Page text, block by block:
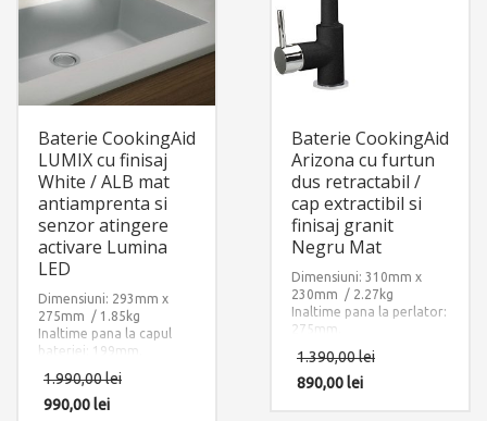
Baterie CookingAid
LUMIX cu finisaj
White / ALB mat
antiamprenta si
senzor atingere
activare Lumina
LED
Dimensiuni: 293mm x
275mm / 1.85kg
Inaltime pana la capul
bateriei: 199mm.
Accesorii instalare
incluse: 2 x furtun
alimentare apa
1.990,00lei
990,00lei
Baterie CookingAid
Arizona cu furtun
dus retractabil /
cap extractibil si
finisaj granit
Negru Mat
Dimensiuni: 310mm x
230mm / 2.27kg
Inaltime pana la perlator:
275mm.
Lungime maxima
extindere furtun dus de la
varful bateriei: 600mm.
1.390,00lei
890,00lei